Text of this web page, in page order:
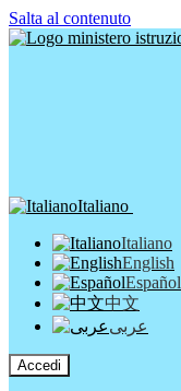
Salta al contenuto
Italiano
Italiano
English
Español
中文
عربى
Accedi